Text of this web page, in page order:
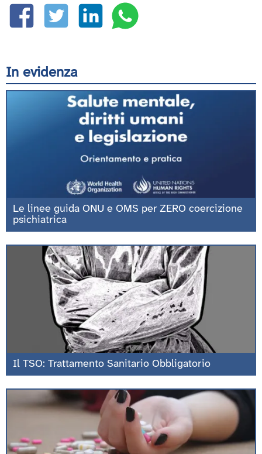
In evidenza
Le linee guida ONU e OMS per ZERO coercizione
psichiatrica
Il TSO: Trattamento Sanitario Obbligatorio